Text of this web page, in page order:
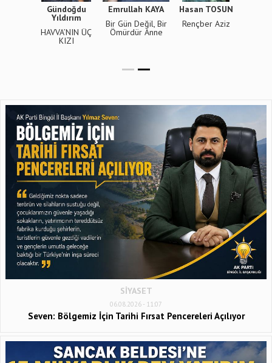
Gündoğdu
Yıldırım
HAVVA’NIN ÜÇ
KIZI
Emrullah KAYA
Bir Gün Değil, Bir
Ömürdür Anne
Hasan TOSUN
Rençber Aziz
SİYASET
06.08.2026 - 11:07
Seven: Bölgemiz İçin Tarihi Fırsat Pencereleri Açılıyor